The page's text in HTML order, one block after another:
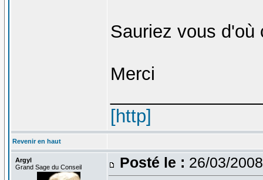
Sauriez vous d'où
Merci
[http]
Revenir en haut
Argyl
Grand Sage du Conseil
Posté le : 26/03/